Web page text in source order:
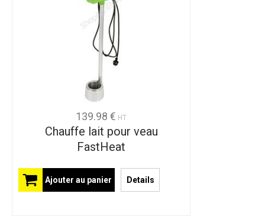
139.98 € HT
Chauffe lait pour veau
FastHeat
Ajouter au panier Details